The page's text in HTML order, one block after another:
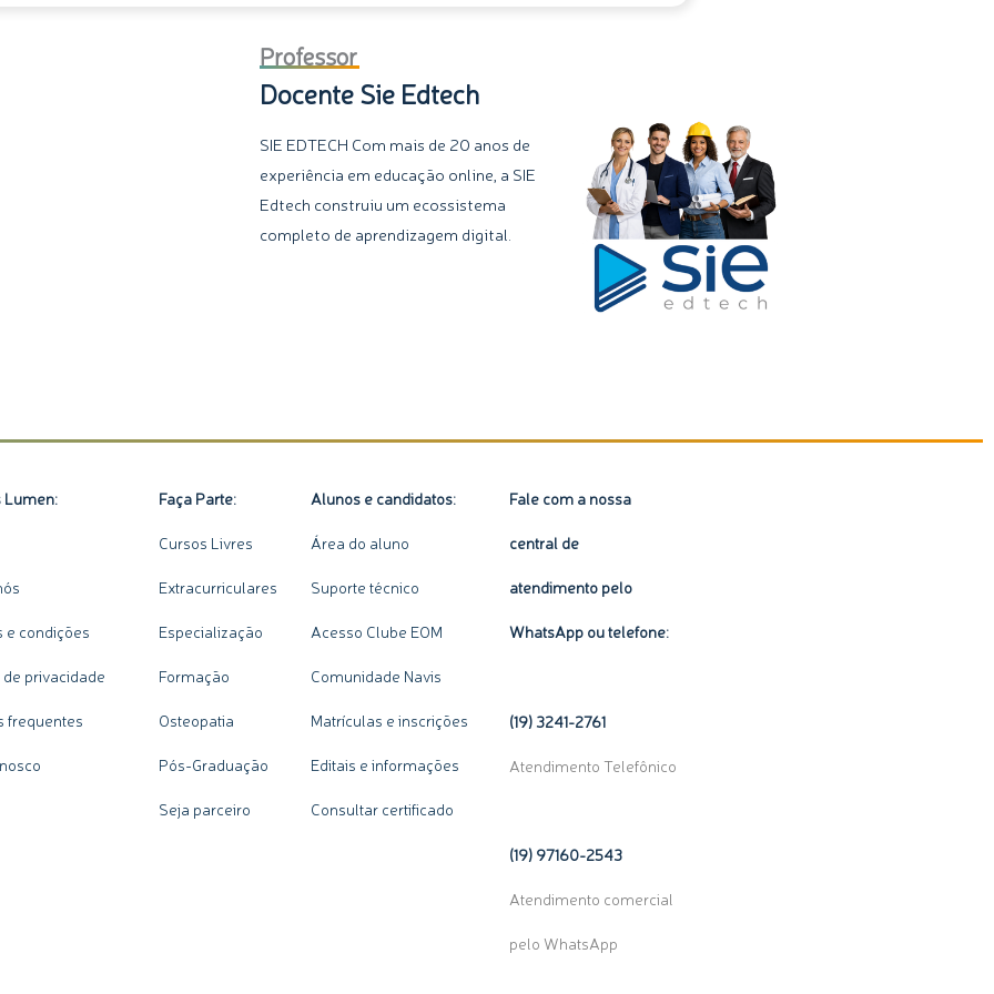
Professor
Docente Sie Edtech
SIE EDTECH Com mais de 20 anos de
experiência em educação online, a SIE
Edtech construiu um ecossistema
completo de aprendizagem digital.
Lumen:
e condições
privacidade
frequentes
Faça Parte:
Cursos Livres
Extracurriculares
Especialização
Formação
Osteopatia
Pós-Graduação
Seja parceiro
Alunos e candidatos:
Área do aluno
Suporte técnico
Acesso Clube EOM
Comunidade Navis
Matrículas e inscrições
Editais e informações
Consultar certificado
Fale com a nossa
central de
atendimento pelo
WhatsApp ou telefone:
(19) 3241-2761
Atendimento Telefônico
(19) 97160-2543
Atendimento comercial
pelo WhatsApp